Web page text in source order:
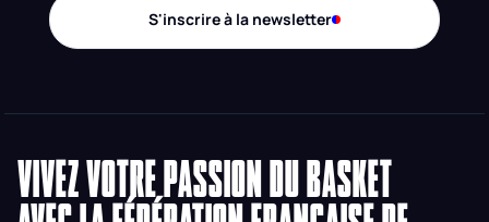
S'inscrire à la newsletter
VIVEZ VOTRE PASSION DU BASKET